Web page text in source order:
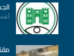
أغسطس 4,
مقتل